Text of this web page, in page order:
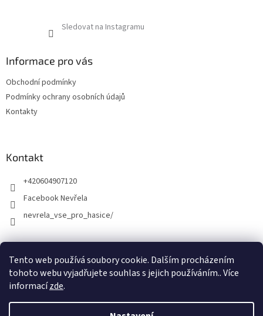
Tento web používá soubory cookie. Dalším procházením
tohoto webu vyjadřujete souhlas s jejich používáním.. Více
informacízde.
Sledovat na Instagramu
Informace pro vás
Obchodní podmínky
Podmínky ochrany osobních údajů
Kontakty
Kontakt
+420604907120
Facebook Nevřela
nevrela_vse_pro_hasice/